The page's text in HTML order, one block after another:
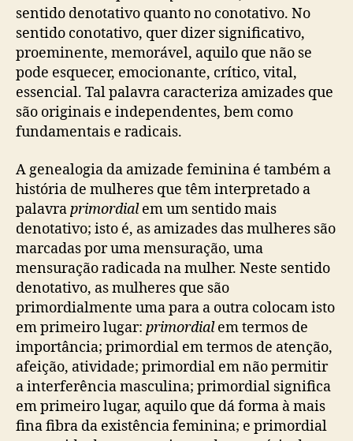
sentido denotativo quanto no conotativo. No
sentido conotativo, quer dizer significativo,
proeminente, memorável, aquilo que não se
pode esquecer, emocionante, crítico, vital,
essencial. Tal palavra caracteriza amizades que
são originais e independentes, bem como
fundamentais e radicais.
A genealogia da amizade feminina é também a
história de mulheres que têm interpretado a
palavraprimordialem um sentido mais
denotativo; isto é, as amizades das mulheres são
marcadas por uma mensuração, uma
mensuração radicada na mulher. Neste sentido
denotativo, as mulheres que são
primordialmente uma para a outra colocam isto
em primeiro lugar: primordialem termos de
importância; primordial em termos de atenção,
afeição, atividade; primordial em não permitir
a interferência masculina; primordial significa
em primeiro lugar, aquilo que dá forma à mais
fina fibra da existência feminina; e primordial